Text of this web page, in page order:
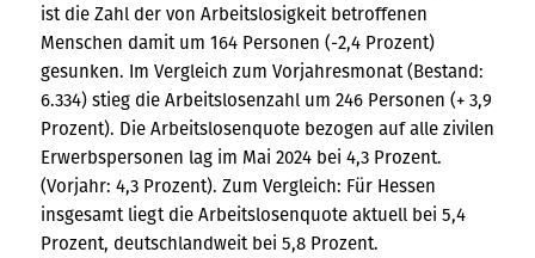
ist die Zahl der von Arbeitslosigkeit betroffenen
Menschen damit um 164 Personen (-2,4 Prozent)
gesunken. Im Vergleich zum Vorjahresmonat (Bestand:
6.334) stieg die Arbeitslosenzahl um 246 Personen (+ 3,9
Prozent). Die Arbeitslosenquote bezogen auf alle zivilen
Erwerbspersonen lag im Mai 2024 bei 4,3 Prozent.
(Vorjahr: 4,3 Prozent). Zum Vergleich: Für Hessen
insgesamt liegt die Arbeitslosenquote aktuell bei 5,4
Prozent, deutschlandweit bei 5,8 Prozent.